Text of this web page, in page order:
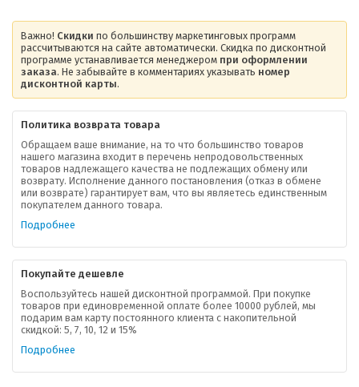
Важно! Скидки по большинству маркетинговых программ
рассчитываются на сайте автоматически. Скидка по дисконтной
программе устанавливается менеджером при оформлении
заказа. Не забывайте в комментариях указывать номер
дисконтной карты.
Политика возврата товара
Обращаем ваше внимание, на то что большинство товаров
нашего магазина входит в перечень непродовольственных
товаров надлежащего качества не подлежащих обмену или
возврату. Исполнение данного постановления (отказ в обмене
или возврате) гарантирует вам, что вы являетесь единственным
покупателем данного товара.
Подробнее
Покупайте дешевле
Воспользуйтесь нашей дисконтной программой. При покупке
товаров при единовременной оплате более 10000 рублей, мы
подарим вам карту постоянного клиента с накопительной
скидкой: 5, 7, 10, 12 и 15%
Подробнее
О компании
Ваша скидка
Контактная информация
В помощь покупателю
Форма обратной связи